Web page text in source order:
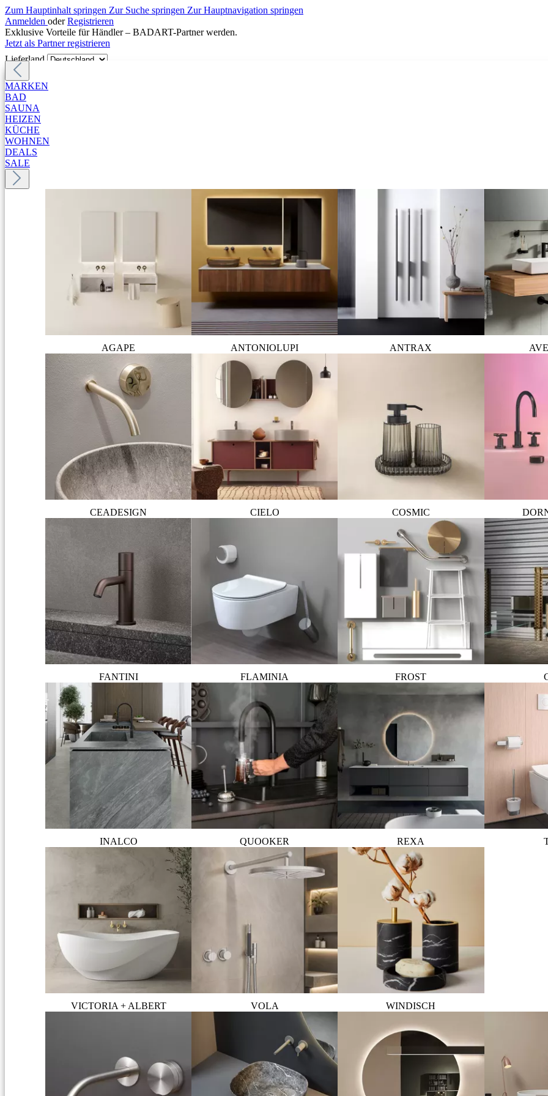
Zum Hauptinhalt springen Zur Suche springen Zur Hauptnavigation springen
Anmelden oder Registrieren
Exklusive Vorteile für Händler – BADART-Partner werden.
Jetzt als Partner registrieren
Lieferland
MARKEN
BAD
SAUNA
HEIZEN
KÜCHE
WOHNEN
DEALS
SALE
AGAPE ANTONIOLUPI ANTRAX
CEADESIGN CIELO COSMIC
FANTINI FLAMINIA FROST
INALCO QUOOKER REXA
VICTORIA + ALBERT VOLA WINDISCH